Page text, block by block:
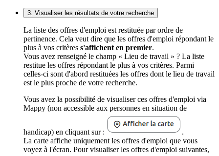
3. Visualiser les résultats de votre recherche
La liste des offres d'emploi est restituée par ordre de
pertinence. Cela veut dire que les offres d'emploi répondant le
plus à vos critères s'affichent en premier.
Vous avez renseigné le champ « Lieu de travail » ? La liste
restitue les offres répondant le plus à vos critères. Parmi
celles-ci sont d'abord restituées les offres dont le lieu de travail
est le plus proche de votre recherche.
Vous avez la possibilité de visualiser ces offres d'emploi via
Mappy (non accessible aux personnes en situation de
handicap) en cliquant sur :
.
La carte affiche uniquement les offres d'emploi que vous
voyez à l'écran. Pour visualiser les offres d'emploi suivantes,